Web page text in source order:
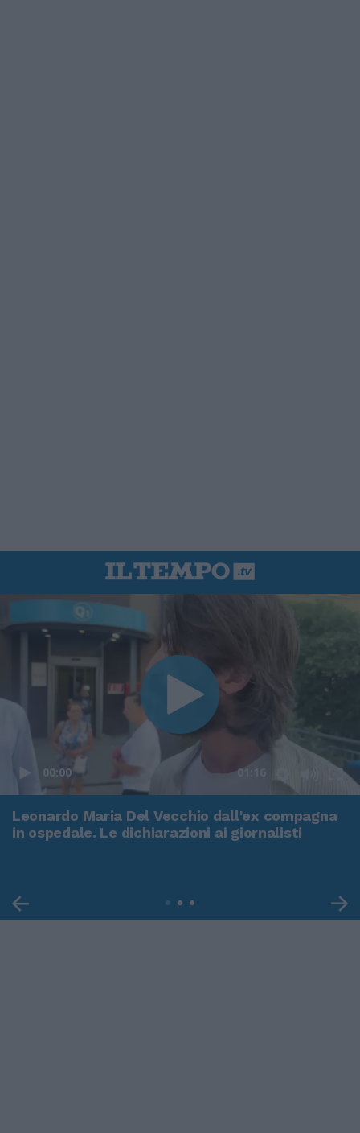
00:00 01:16
Leonardo Maria Del Vecchio dall'ex compagna
in ospedale. Le dichiarazioni ai giornalisti